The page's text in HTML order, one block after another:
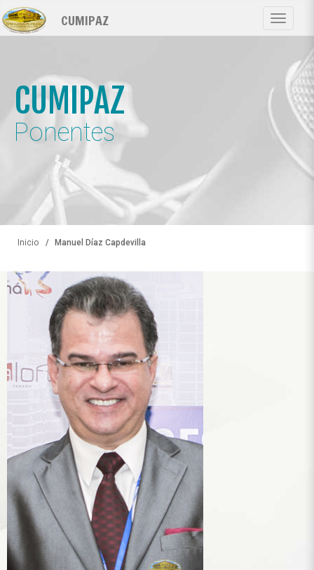
Pasar
al
contenido
Toggle
CUMIPAZ
CUMIPAZ
Ponentes
Inicio Manuel Díaz Capdevilla